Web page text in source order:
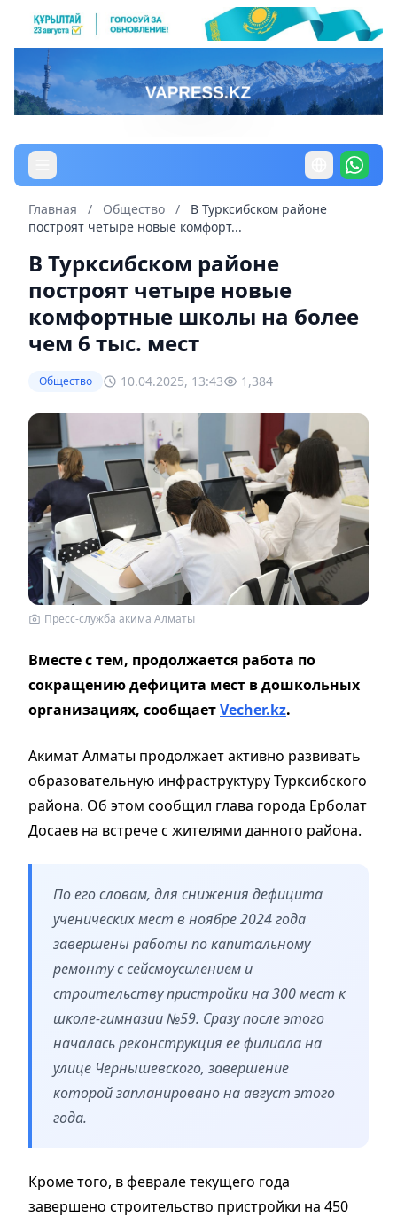
Главная / Общество /
В Турксибском районе
построят четыре новые комфорт...
В Турксибском районе
построят четыре новые
комфортные школы на более
чем 6 тыс. мест
Общество 10.04.2025, 13:43 1,384
Пресс-служба акима Алматы
Вместе с тем, продолжается работа по
сокращению дефицита мест в дошкольных
организациях, сообщаетVecher.kz.
Акимат Алматы продолжает активно развивать
образовательную инфраструктуру Турксибского
района. Об этом сообщил глава города Ерболат
Досаев на встрече с жителями данного района.
По его словам, для снижения дефицита
ученических мест в ноябре 2024 года
завершены работы по капитальному
ремонту с сейсмоусилением и
строительству пристройки на 300 мест к
школе-гимназии №59. Сразу после этого
началась реконструкция ее филиала на
улице Чернышевского, завершение
которой запланировано на август этого
года.
Кроме того, в феврале текущего года
завершено строительство пристройки на 450